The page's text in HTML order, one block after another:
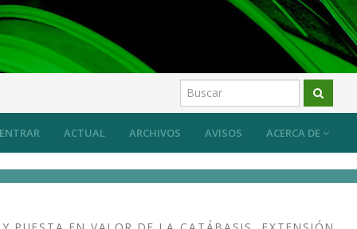
ACTUAL ARCHIVOS AVISOS ACERCA DE
ENTRAR
artística Artículos